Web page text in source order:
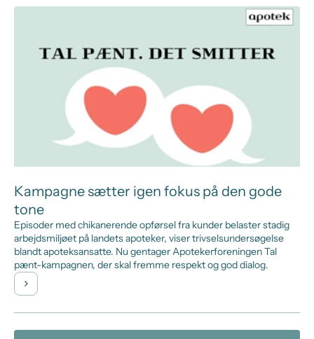
Kampagne sætter igen fokus på den gode
tone
Episoder med chikanerende opførsel fra kunder belaster stadig
arbejdsmiljøet på landets apoteker, viser trivselsundersøgelse
blandt apoteksansatte. Nu gentager Apotekerforeningen Tal
pænt-kampagnen, der skal fremme respekt og god dialog.